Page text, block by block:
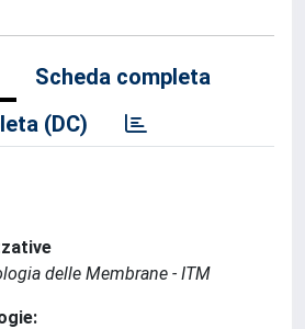
Scheda completa
(DC)
delle Membrane - ITM